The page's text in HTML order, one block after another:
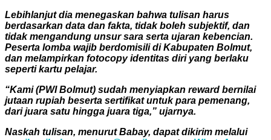
Lebihlanjut dia menegaskan bahwa tulisan harus
berdasarkan data dan fakta, tidak boleh subjektif, dan
tidak mengandung unsur sara serta ujaran kebencian.
Peserta lomba wajib berdomisili di Kabupaten Bolmut,
dan melampirkan fotocopy identitas diri yang berlaku
seperti kartu pelajar.
“Kami (PWI Bolmut) sudah menyiapkan reward bernilai
jutaan rupiah beserta sertifikat untuk para pemenang,
dari juara satu hingga juara tiga,” ujarnya.
Naskah tulisan, menurut Babay, dapat dikirim melalui